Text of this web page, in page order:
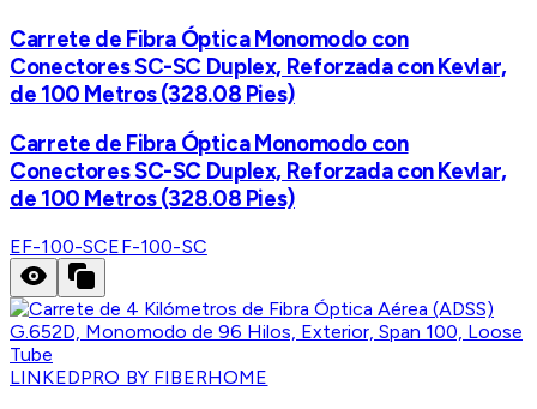
Carrete de Fibra Óptica Monomodo con
Conectores SC-SC Duplex, Reforzada con Kevlar,
de 100 Metros (328.08 Pies)
Carrete de Fibra Óptica Monomodo con
Conectores SC-SC Duplex, Reforzada con Kevlar,
de 100 Metros (328.08 Pies)
EF-100-SCEF-100-SC
LINKEDPRO BY FIBERHOME